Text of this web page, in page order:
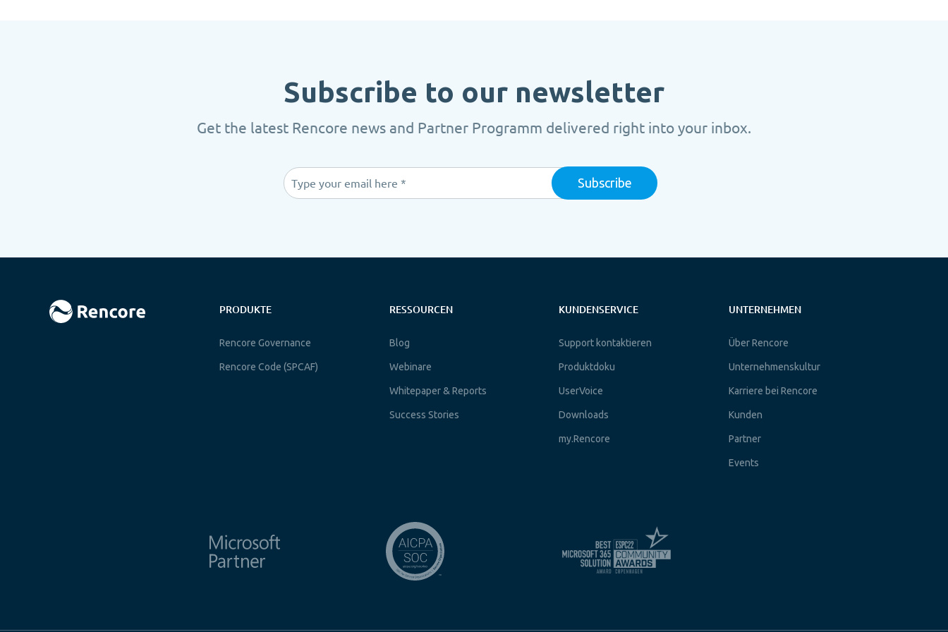
Subscribe to our newsletter
Get the latest Rencore news and Partner Programm delivered right into your inbox.
PRODUKTE
Rencore Governance
Rencore Code (SPCAF)
RESSOURCEN
Blog
Webinare
Whitepaper & Reports
Success Stories
KUNDENSERVICE
Support kontaktieren
Produktdoku
UserVoice
Downloads
my.Rencore
UNTERNEHMEN
Über Rencore
Unternehmenskultur
Karriere bei Rencore
Kunden
Partner
Events